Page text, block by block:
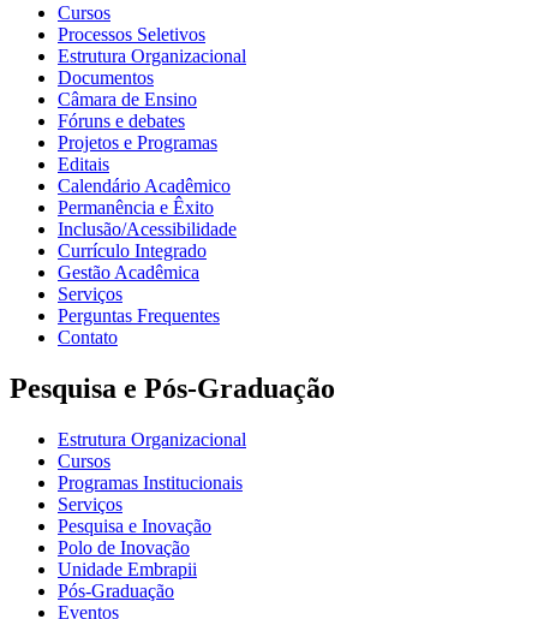
Cursos
Processos Seletivos
Estrutura Organizacional
Documentos
Câmara de Ensino
Fóruns e debates
Projetos e Programas
Editais
Calendário Acadêmico
Permanência e Êxito
Inclusão/Acessibilidade
Currículo Integrado
Gestão Acadêmica
Serviços
Perguntas Frequentes
Contato
Pesquisa e Pós-Graduação
Estrutura Organizacional
Cursos
Programas Institucionais
Serviços
Pesquisa e Inovação
Polo de Inovação
Unidade Embrapii
Pós-Graduação
Eventos